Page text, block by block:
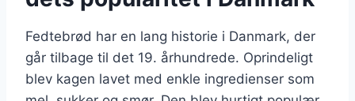
Fedtebrød har en lang historie i Danmark, der
går tilbage til det 19. århundrede. Oprindeligt
blev kagen lavet med enkle ingredienser som